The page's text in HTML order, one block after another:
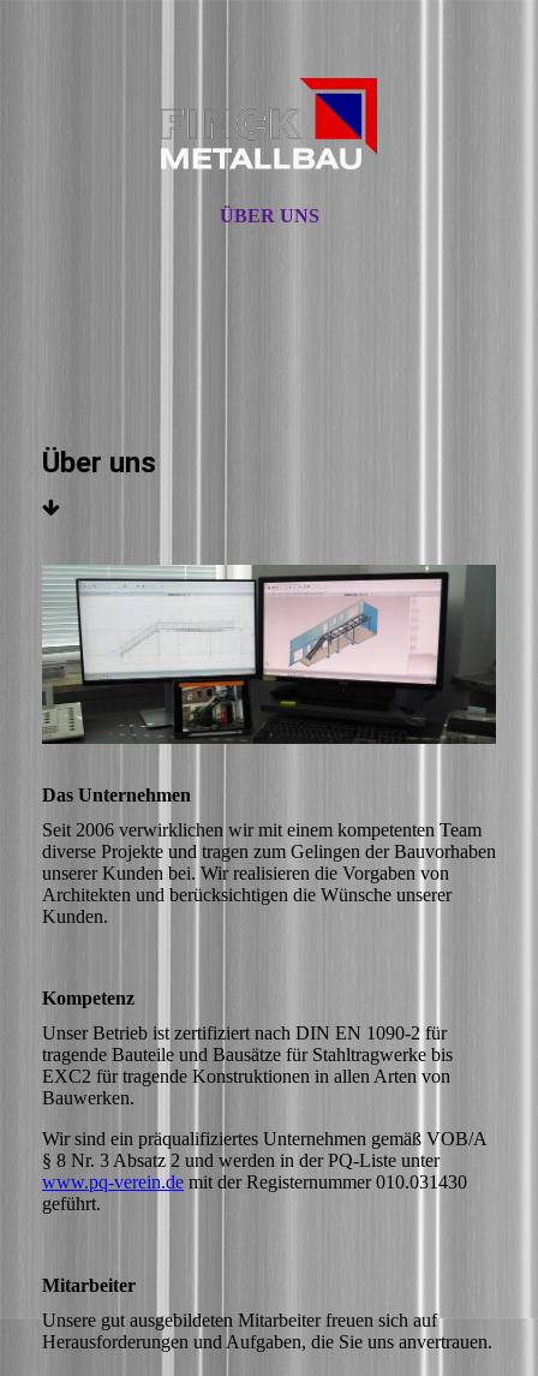
ÜBER UNS
Über uns
Das Unternehmen
Seit 2006 verwirklichen wir mit einem kompetenten Team
diverse Projekte und tragen zum Gelingen der Bauvorhaben
unserer Kunden bei. Wir realisieren die Vorgaben von
Architekten und berücksichtigen die Wünsche unserer
Kunden.
Kompetenz
Unser Betrieb ist zertifiziert nach DIN EN 1090-2 für
tragende Bauteile und Bausätze für Stahltragwerke bis
EXC2 für tragende Konstruktionen in allen Arten von
Bauwerken.
Wir sind ein präqualifiziertes Unternehmen gemäß VOB/A
§ 8 Nr. 3 Absatz 2 und werden in der PQ-Liste unter
www.pq-verein.de mit der Registernummer 010.031430
geführt.
Mitarbeiter
Unsere gut ausgebildeten Mitarbeiter freuen sich auf
Herausforderungen und Aufgaben, die Sie uns anvertrauen.